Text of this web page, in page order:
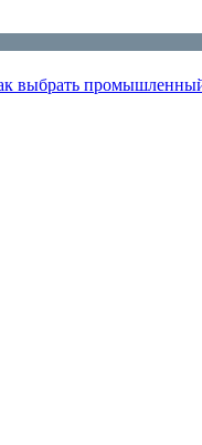
выбрать